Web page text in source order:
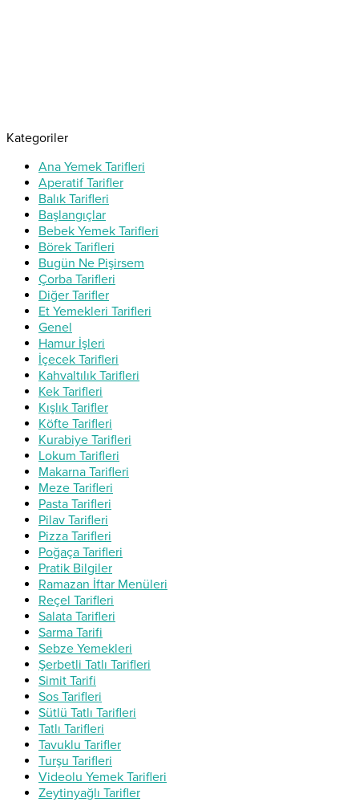
Kategoriler
Ana Yemek Tarifleri
Aperatif Tarifler
Balık Tarifleri
Başlangıçlar
Bebek Yemek Tarifleri
Börek Tarifleri
Bugün Ne Pişirsem
Çorba Tarifleri
Diğer Tarifler
Et Yemekleri Tarifleri
Genel
Hamur İşleri
İçecek Tarifleri
Kahvaltılık Tarifleri
Kek Tarifleri
Kışlık Tarifler
Köfte Tarifleri
Kurabiye Tarifleri
Lokum Tarifleri
Makarna Tarifleri
Meze Tarifleri
Pasta Tarifleri
Pilav Tarifleri
Pizza Tarifleri
Poğaça Tarifleri
Pratik Bilgiler
Ramazan İftar Menüleri
Reçel Tarifleri
Salata Tarifleri
Sarma Tarifi
Sebze Yemekleri
Şerbetli Tatlı Tarifleri
Simit Tarifi
Sos Tarifleri
Sütlü Tatlı Tarifleri
Tatlı Tarifleri
Tavuklu Tarifler
Turşu Tarifleri
Videolu Yemek Tarifleri
Zeytinyağlı Tarifler